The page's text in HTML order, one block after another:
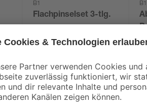
B1
Flachpinselset 3-tlg.
5,59€
B1